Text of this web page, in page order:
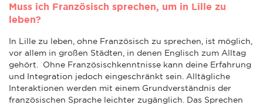
Muss ich Französisch sprechen, um in Lille zu
leben?
In Lille zu leben, ohne Französisch zu sprechen, ist möglich,
vor allem in großen Städten, in denen Englisch zum Alltag
gehört. Ohne Französischkenntnisse kann deine Erfahrung
und Integration jedoch eingeschränkt sein. Alltägliche
Interaktionen werden mit einem Grundverständnis der
französischen Sprache leichter zugänglich. Das Sprechen